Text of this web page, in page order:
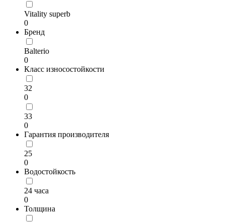
Vitality superb
0
Бренд
Balterio
0
Класс износостойкости
32
0
33
0
Гарантия производителя
25
0
Водостойкость
24 часа
0
Толщина